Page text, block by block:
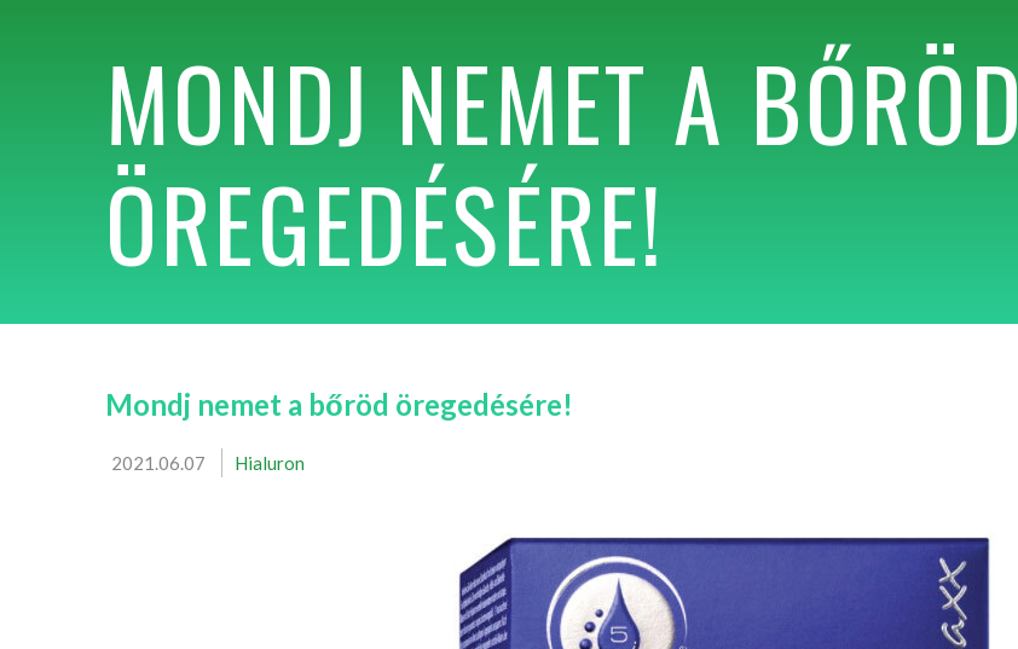
MONDJ NEMET A BŐRÖD
ÖREGEDÉSÉRE!
Mondj nemet a bőröd öregedésére!
2021.06.07 Hialuron